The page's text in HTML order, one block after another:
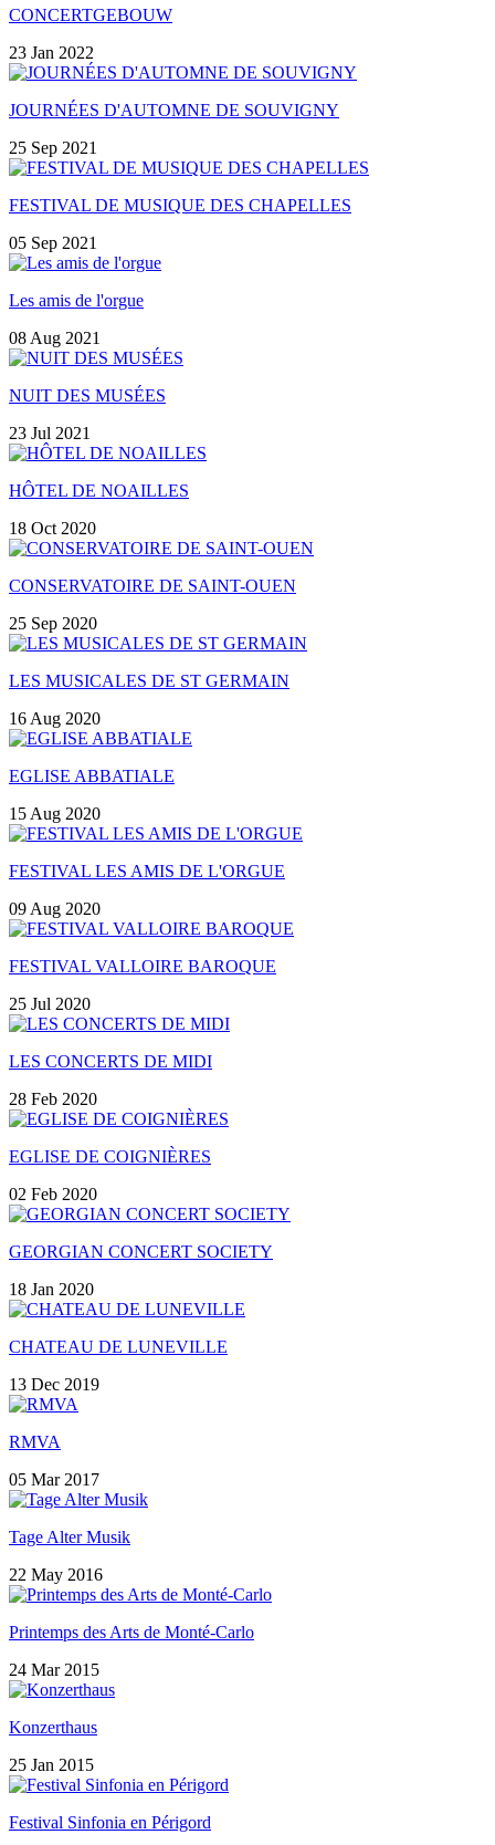
CONCERTGEBOUW
23 Jan 2022
JOURNÉES D'AUTOMNE DE SOUVIGNY
25 Sep 2021
FESTIVAL DE MUSIQUE DES CHAPELLES
05 Sep 2021
Les amis de l'orgue
08 Aug 2021
NUIT DES MUSÉES
23 Jul 2021
HÔTEL DE NOAILLES
18 Oct 2020
CONSERVATOIRE DE SAINT-OUEN
25 Sep 2020
LES MUSICALES DE ST GERMAIN
16 Aug 2020
EGLISE ABBATIALE
15 Aug 2020
FESTIVAL LES AMIS DE L'ORGUE
09 Aug 2020
FESTIVAL VALLOIRE BAROQUE
25 Jul 2020
LES CONCERTS DE MIDI
28 Feb 2020
EGLISE DE COIGNIÈRES
02 Feb 2020
GEORGIAN CONCERT SOCIETY
18 Jan 2020
CHATEAU DE LUNEVILLE
13 Dec 2019
RMVA
05 Mar 2017
Tage Alter Musik
22 May 2016
Printemps des Arts de Monté-Carlo
24 Mar 2015
Konzerthaus
25 Jan 2015
Festival Sinfonia en Périgord